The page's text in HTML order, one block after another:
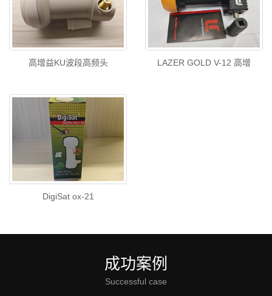
高增益KU波段高频头 LAZER GOLD V-12 高增
DigiSat ox-21
成功案例
Successful case